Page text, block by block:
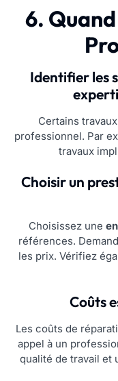
6.
Identifier les
Certains
professionnel. Par
travaux
Choisir un
Choisissez une
références.
les prix. Vérifiez
Coûts
Les coûts de
appel à un
qualité de travail et